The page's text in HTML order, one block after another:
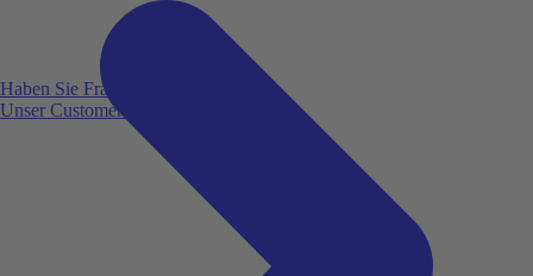
Haben Sie Fragen?
Unser Customer Service ist für Sie da!